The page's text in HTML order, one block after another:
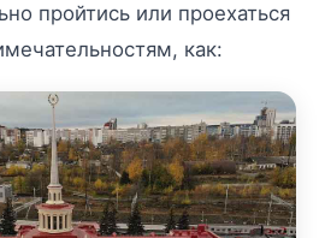
пройтись или проехаться
как: